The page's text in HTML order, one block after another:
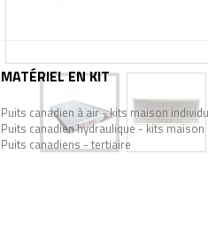
MATÉRIEL EN KIT
Puits canadien à air - kits maison
Puits canadien hydraulique - kits maison
Puits canadiens - tertiaire